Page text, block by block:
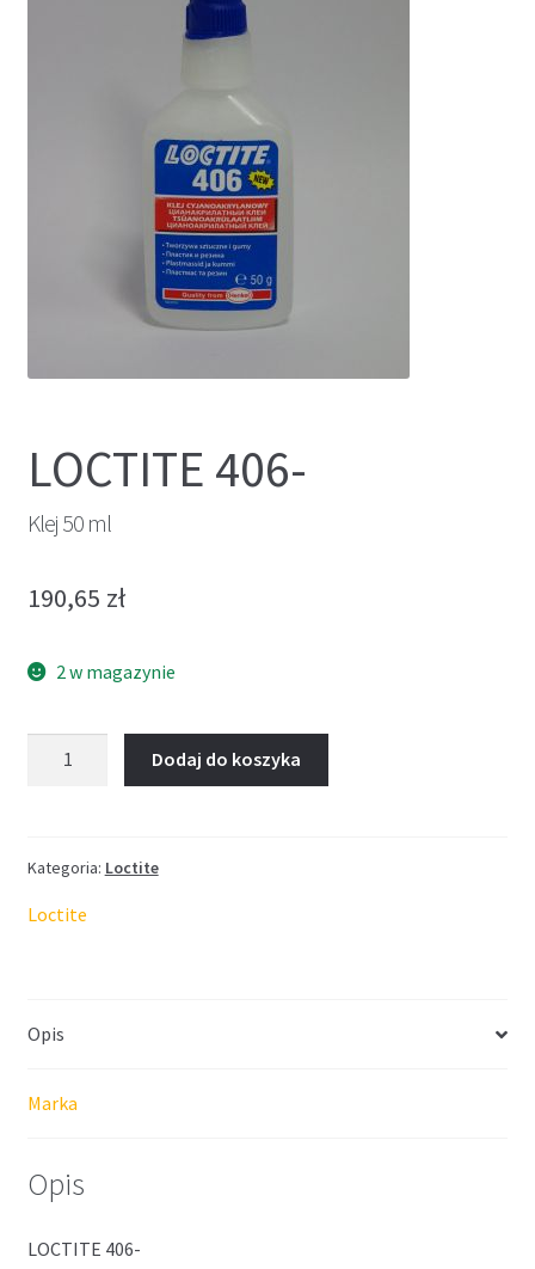
LOCTITE 406-
Klej 50 ml
190,65 zł
2 w magazynie
Dodaj do koszyka
Kategoria: Loctite
Loctite
Opis
Marka
Opis
LOCTITE 406-